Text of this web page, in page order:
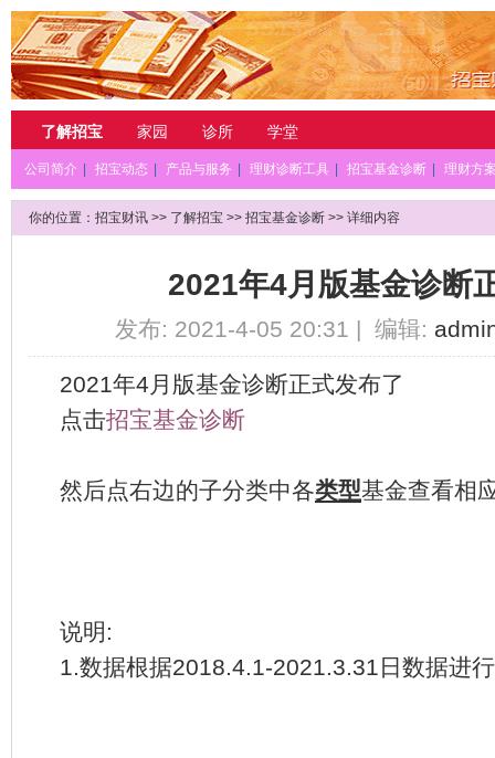
了解招宝 家园 诊所 学堂
公司简介 招宝动态 产品与服务 理财诊断工具 招宝基金诊断 理财方
你的位置： 招宝财讯 >> 了解招宝 >> 招宝基金诊断 >> 详细内容
2021年4月版基金诊断
发布: 2021-4-05 20:31 | 编辑:
2021年4月版基金诊断正式发布了
点击招宝基金诊断
然后点右边的子分类中各类型基金查看相
说明 :
1.数据根据2018.4.1-2021.3.31 日数据进